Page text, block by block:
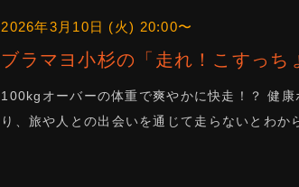
2026年3月10日 (火) 20:00〜
ブラマヨ小杉の「走れ！こすっ
100kgオーバーの体重で爽やかに快走！？ 健
り、旅や人との出会いを通じて走らないとわ